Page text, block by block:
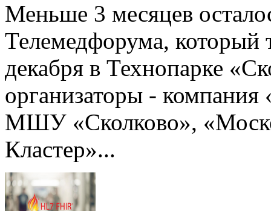
Меньше 3 месяцев
Телемедфорума, который
декабря в Технопарке
организаторы -
МШУ «Сколково»,
Кластер»...